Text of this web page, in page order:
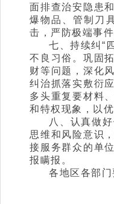
面排查治安隐患
爆物品、管制刀
击，严防极端事
七、持续纠“
不良习俗。巩固
财等问题，深化
纠治抓落实敷衍
多头重复要材料
和特权现象，以
八、认真做
思维和风险意识
接服务群众的单
报瞒报。
各地区各部